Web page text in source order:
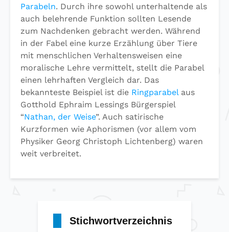
Parabeln. Durch ihre sowohl unterhaltende als
auch belehrende Funktion sollten Lesende
zum Nachdenken gebracht werden. Während
in der Fabel eine kurze Erzählung über Tiere
mit menschlichen Verhaltensweisen eine
moralische Lehre vermittelt, stellt die Parabel
einen lehrhaften Vergleich dar. Das
bekannteste Beispiel ist die Ringparabelaus
Gotthold Ephraim Lessings Bürgerspiel
“Nathan, der Weise”. Auch satirische
Kurzformen wie Aphorismen (vor allem vom
Physiker Georg Christoph Lichtenberg) waren
weit verbreitet.
Stichwortverzeichnis